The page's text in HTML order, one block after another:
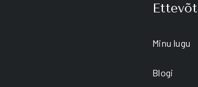
Minu lugu
Blogi